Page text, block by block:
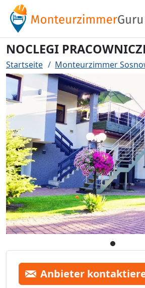
NOCLEGI
Startseite Monteurzimmer
Anbieter